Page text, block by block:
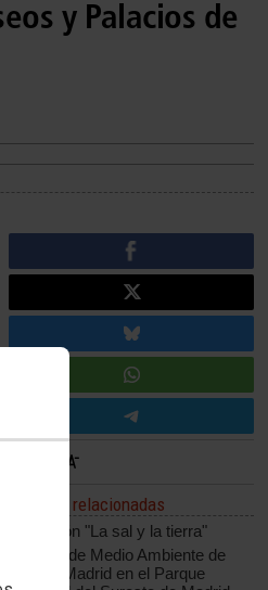
y Palacios de
Noticias relacionadas
Excursión "La sal y la tierra"
El Taller de Medio Ambiente de
CCOO Madrid en el Parque